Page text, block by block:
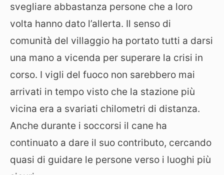
svegliare abbastanza persone che a loro
volta hanno dato l’allerta. Il senso di
comunità del villaggio ha portato tutti a darsi
una mano a vicenda per superare la crisi in
corso. I vigli del fuoco non sarebbero mai
arrivati in tempo visto che la stazione più
vicina era a svariati chilometri di distanza.
Anche durante i soccorsi il cane ha
continuato a dare il suo contributo, cercando
quasi di guidare le persone verso i luoghi più